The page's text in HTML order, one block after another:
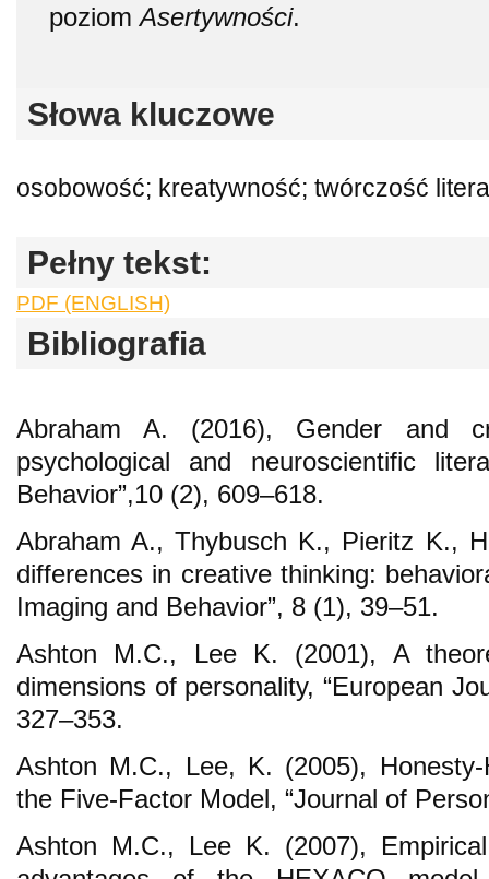
poziomAsertywności.
Słowa kluczowe
osobowość; kreatywność; twórczość
Pełny tekst:
PDF (ENGLISH)
Bibliografia
Abraham A. (2016), Gender and
psychological and neuroscientific
Behavior”,10 (2), 609–618.
Abraham A., Thybusch K., Pieritz K.,
differences in creative thinking:
Imaging and Behavior”, 8 (1), 39–51.
Ashton M.C., Lee K. (2001), A
dimensions of personality, “European
327–353.
Ashton M.C., Lee, K. (2005),
the Five-Factor Model, “Journal of
Ashton M.C., Lee K. (2007),